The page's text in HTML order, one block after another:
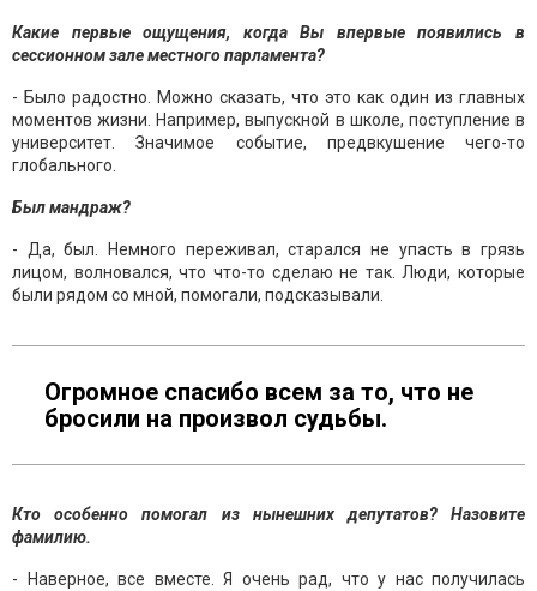
Какие первые ощущения, когда Вы впервые появились в
сессионном зале местного парламента?
- Было радостно. Можно сказать, что это как один из главных
моментов жизни. Например, выпускной в школе, поступление в
университет. Значимое событие, предвкушение чего-то
глобального.
Был мандраж?
- Да, был. Немного переживал, старался не упасть в грязь
лицом, волновался, что что-то сделаю не так. Люди, которые
были рядом со мной, помогали, подсказывали.
Огромное спасибо всем за то, что не
бросили на произвол судьбы.
Кто особенно помогал из нынешних депутатов? Назовите
фамилию.
- Наверное, все вместе. Я очень рад, что у нас получилась